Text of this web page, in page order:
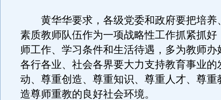
黄华华要求，各级党委和政府要把培养
素质教师队伍作为一项战略性工作抓紧抓好
师工作、学习条件和生活待遇，多为教师办
各行各业、社会各界要大力支持教育事业的
动、尊重创造、尊重知识、尊重人才、尊重
造尊师重教的良好社会环境。